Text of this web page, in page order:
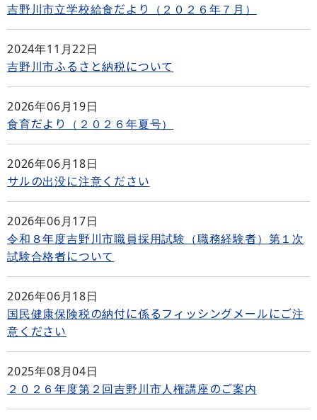
吉野川市立学校給食だより（２０２６年７月）
2024年11月22日
吉野川市ふるさと納税について
2026年06月19日
食育だより（２０２６年夏号）
2026年06月18日
サルの出没に注意ください
2026年06月17日
令和８年度吉野川市職員採用試験（職務経験者）第１次
試験合格者について
2026年06月18日
国民健康保険税の納付に係るフィッシングメールにご注
意ください
2025年08月04日
２０２６年度第２回吉野川市人権講座のご案内